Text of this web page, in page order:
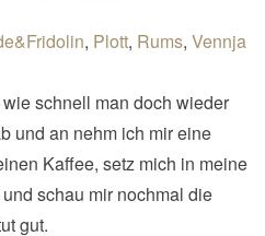
, Plott, Rums, Vennja
schnell man doch wieder
und an nehm ich mir eine
Kaffee, setz mich in meine
schau mir nochmal die
gut.